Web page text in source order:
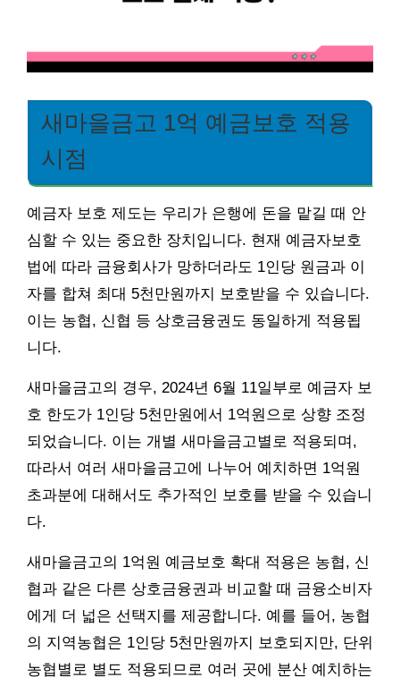
새마을금고 1억 예금보호 적용
시점
예금자 보호 제도는 우리가 은행에 돈을 맡길 때 안
심할 수 있는 중요한 장치입니다. 현재 예금자보호
법에 따라 금융회사가 망하더라도 1인당 원금과 이
자를 합쳐 최대 5천만원까지 보호받을 수 있습니다.
이는 농협, 신협 등 상호금융권도 동일하게 적용됩
니다.
새마을금고의 경우, 2024년 6월 11일부로 예금자 보
호 한도가 1인당 5천만원에서 1억원으로 상향 조정
되었습니다. 이는 개별 새마을금고별로 적용되며,
따라서 여러 새마을금고에 나누어 예치하면 1억원
초과분에 대해서도 추가적인 보호를 받을 수 있습니
다.
새마을금고의 1억원 예금보호 확대 적용은 농협, 신
협과 같은 다른 상호금융권과 비교할 때 금융소비자
에게 더 넓은 선택지를 제공합니다. 예를 들어, 농협
의 지역농협은 1인당 5천만원까지 보호되지만, 단위
농협별로 별도 적용되므로 여러 곳에 분산 예치하는